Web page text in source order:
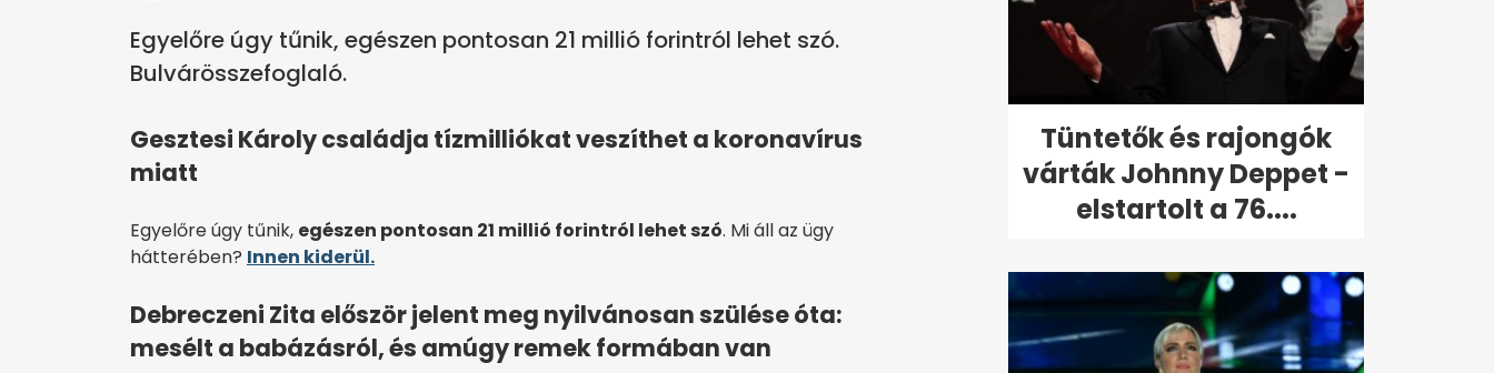
Egyelőre úgy tűnik, egészen pontosan 21 millió forintról lehet szó.
Bulvárösszefoglaló.
Gesztesi Károly családja tízmilliókat veszíthet a koronavírus
miatt
Egyelőre úgy tűnik, egészen pontosan 21 millió forintról lehet szó. Mi áll az ügy
hátterében? Innen kiderül.
Debreczeni Zita először jelent meg nyilvánosan szülése óta:
mesélt a babázásról, és amúgy remek formában van
Tüntetők és rajongók
várták Johnny Deppet -
elstartolt a 76....